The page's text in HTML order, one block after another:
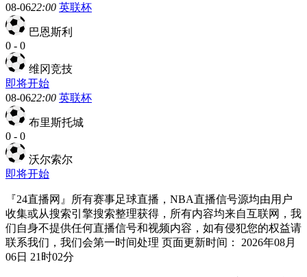
08-0622:00 英联杯
巴恩斯利
0 - 0
维冈竞技
即将开始
08-0622:00 英联杯
布里斯托城
0 - 0
沃尔索尔
即将开始
『24直播网』所有赛事足球直播，NBA直播信号源均由用户
收集或从搜索引擎搜索整理获得，所有内容均来自互联网，我
们自身不提供任何直播信号和视频内容，如有侵犯您的权益请
联系我们，我们会第一时间处理 页面更新时间： 2026年08月
06日 21时02分